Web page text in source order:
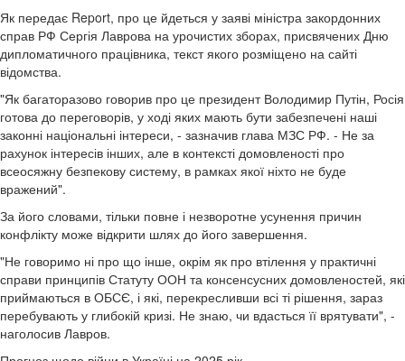
Як передає Report, про це йдеться у заяві міністра закордонних
справ РФ Сергія Лаврова на урочистих зборах, присвячених Дню
дипломатичного працівника, текст якого розміщено на сайті
відомства.
"Як багаторазово говорив про це президент Володимир Путін, Росія
готова до переговорів, у ході яких мають бути забезпечені наші
законні національні інтереси, - зазначив глава МЗС РФ. - Не за
рахунок інтересів інших, але в контексті домовленості про
всеосяжну безпекову систему, в рамках якої ніхто не буде
вражений".
За його словами, тільки повне і незворотне усунення причин
конфлікту може відкрити шлях до його завершення.
"Не говоримо ні про що інше, окрім як про втілення у практичні
справи принципів Статуту ООН та консенсусних домовленостей, які
приймаються в ОБСЄ, і які, перекресливши всі ті рішення, зараз
перебувають у глибокій кризі. Не знаю, чи вдасться її врятувати", -
наголосив Лавров.